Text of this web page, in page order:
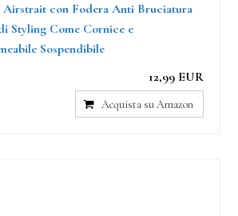
Airstrait con Fodera Anti Bruciatura
Styling Come Cornice e
Sospendibile
12,99 EUR
Acquista su Amazon